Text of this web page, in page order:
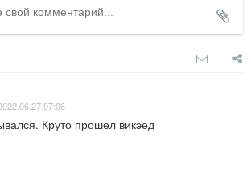
07:06
Круто прошел викэед